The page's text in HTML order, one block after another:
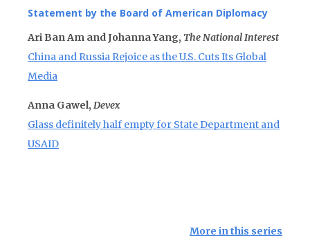
Statement by the Board of American Diplomacy
Ari Ban Am and Johanna Yang, The National Interest
China and Russia Rejoice as the U.S. Cuts Its Global
Media
Anna Gawel, Devex
Glass definitely half empty for State Department and
USAID
More in this series